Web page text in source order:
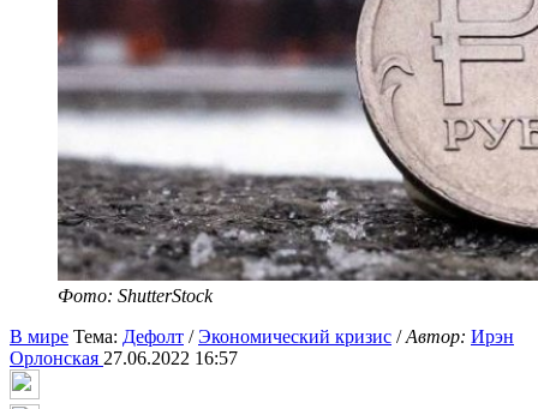
Фото: ShutterStock
В мире Тема: Дефолт /Экономический кризис /Автор: Ирэн
Орлонская 27.06.2022 16:57